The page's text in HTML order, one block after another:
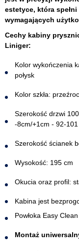
estetyce, która
wymagających
Cechy kabiny
Liniger:
Kolor wykończenia
połysk
Kolor szkła:
Szerokość drzwi
-8cm/+1cm - 92-101
Szerokość ścianek
Wysokość: 195 cm
Okucia oraz profil:
Kabina jest
Powłoka Easy Clean
Montaż